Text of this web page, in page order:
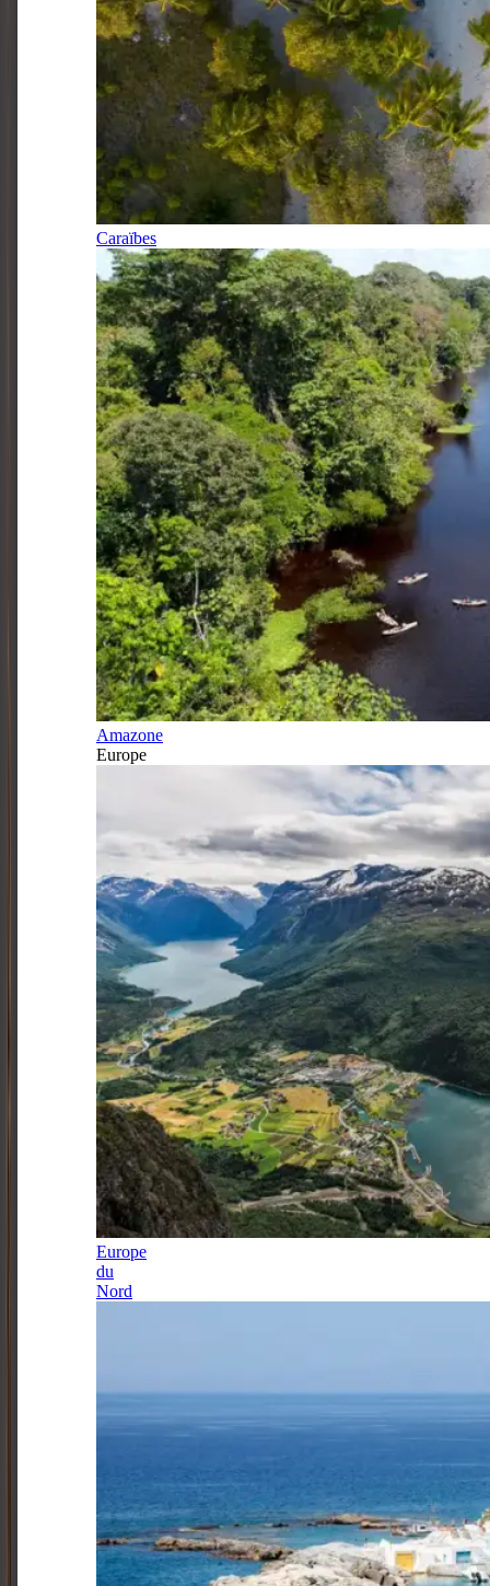
Caraïbes
Amazone
Europe
Europe
du
Nord